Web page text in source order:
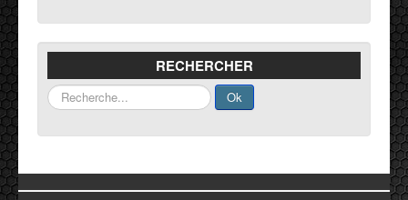
RECHERCHER
Rechercher Ok